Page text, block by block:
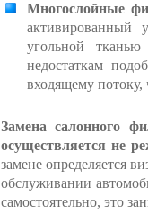
Многослойные
активированный
угольной
недостаткам
входящему потоку,
Замена салонного
осуществляется не
замене определяется
обслуживании
самостоятельно, это